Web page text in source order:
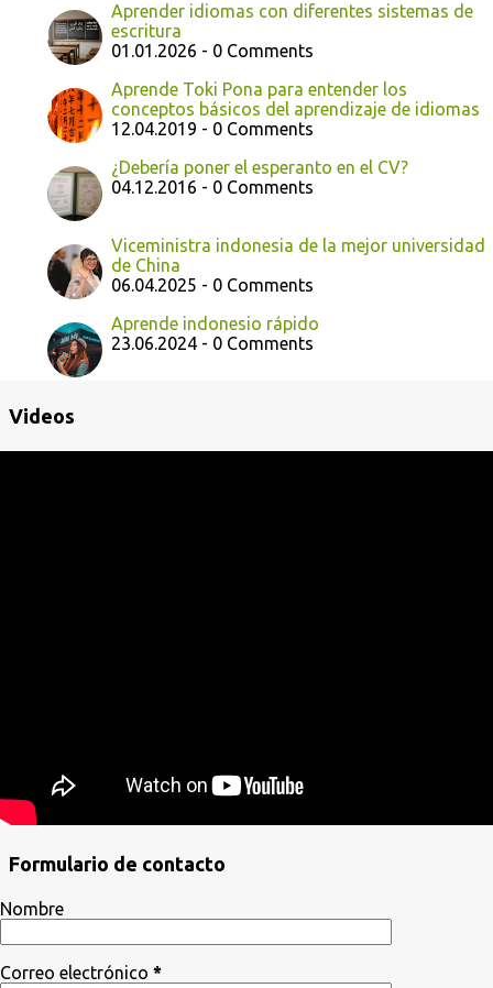
Aprender idiomas con diferentes sistemas de
escritura
01.01.2026 - 0 Comments
Aprende Toki Pona para entender los
conceptos básicos del aprendizaje de idiomas
12.04.2019 - 0 Comments
¿Debería poner el esperanto en el CV?
04.12.2016 - 0 Comments
Viceministra indonesia de la mejor universidad
de China
06.04.2025 - 0 Comments
Aprende indonesio rápido
23.06.2024 - 0 Comments
Videos
Formulario de contacto
Nombre
Correo electrónico *